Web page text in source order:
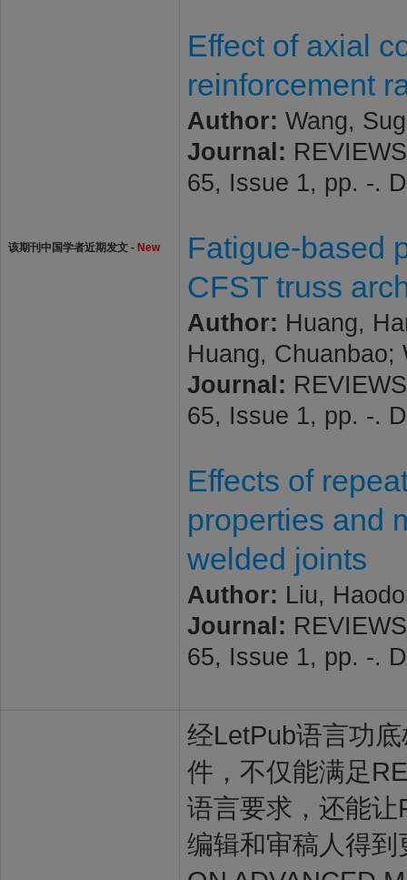
该期刊中国学者近期发文 - New
Effect of axial
reinforcement
Author: Wang,
Journal:
65, Issue 1, pp. -.
Fatigue-based
CFST truss
Author: Huang,
Huang, Chuanbao;
Journal:
65, Issue 1, pp. -.
Effects of
properties and
welded joints
Author: Liu,
Journal:
65, Issue 1, pp. -.
经LetPub语言功
件，不仅能满足
语言要求，还能让
编辑和审稿人得